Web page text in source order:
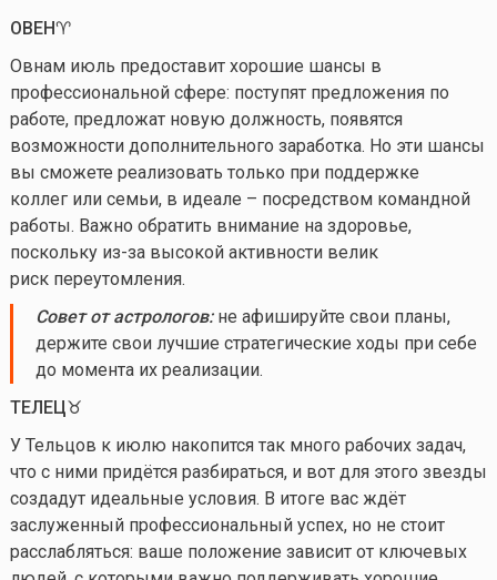
ОВЕН♈️
Овнам июль предоставит хорошие шансы в
профессиональной сфере: поступят предложения по
работе, предложат новую должность, появятся
возможности дополнительного заработка. Но эти шансы
вы сможете реализовать только при поддержке
коллег или семьи, в идеале – посредством командной
работы. Важно обратить внимание на здоровье,
поскольку из-за высокой активности велик
риск переутомления.
Совет от астрологов:не афишируйте свои планы,
держите свои лучшие стратегические ходы при себе
до момента их реализации.
ТЕЛЕЦ♉️
У Тельцов к июлю накопится так много рабочих задач,
что с ними придётся разбираться, и вот для этого звезды
создадут идеальные условия. В итоге вас ждёт
заслуженный профессиональный успех, но не стоит
расслабляться: ваше положение зависит от ключевых